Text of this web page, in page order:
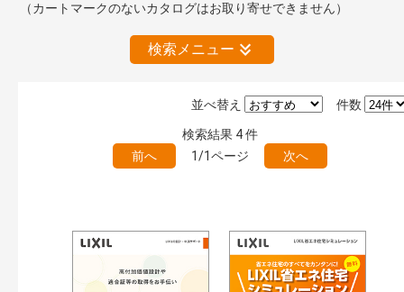
（カートマークのないカタログはお取り寄せできません）
検索メニュー
絞り込みの解除
キーワード検索（あいまい）
目次も検索 検 索
件数
並べ替え
検索結果 4件
前へ
1/1ページ 次へ